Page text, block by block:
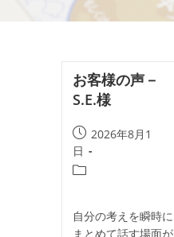
お客様の声－
S.E.様
投
稿
公
2026年8月1
日
投
テ
自分の考えを瞬時に
まとめて話す場面が